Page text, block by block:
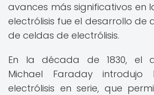
avances más significativos en
electrólisis fue el desarrollo de
de celdas de electrólisis.
En la década de 1830, el
Michael Faraday
electrólisis en serie, que